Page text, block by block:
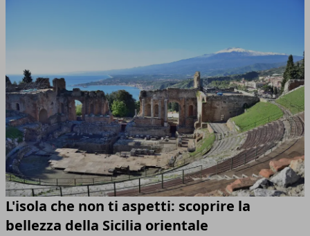
L'isola che non ti aspetti: scoprire la
bellezza della Sicilia orientale